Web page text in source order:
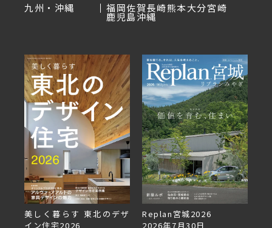
九州・沖縄
福岡佐賀長崎熊本大分宮崎
鹿児島沖縄
美しく暮らす 東北のデザ
イン住宅2026
Replan宮城2026
2026年7月30日